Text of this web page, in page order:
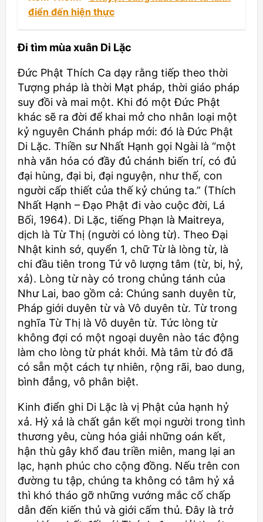
điển đến hiện thực
Đi tìm mùa xuân Di Lặc
Đức Phật Thích Ca dạy rằng tiếp theo thời
Tượng pháp là thời Mạt pháp, thời giáo pháp
suy đồi và mai một. Khi đó một Đức Phật
khác sẽ ra đời để khai mở cho nhân loại một
kỷ nguyên Chánh pháp mới: đó là Đức Phật
Di Lặc. Thiền sư Nhất Hạnh gọi Ngài là “một
nhà văn hóa có đầy đủ chánh biến trí, có đủ
đại hùng, đại bi, đại nguyện, như thế, con
người cấp thiết của thế kỷ chúng ta.” (Thích
Nhất Hạnh – Đạo Phật đi vào cuộc đời, Lá
Bối, 1964). Di Lặc, tiếng Phạn là Maitreya,
dịch là Từ Thị (người có lòng từ). Theo Đại
Nhật kinh sớ, quyển 1, chữ Từ là lòng từ, là
chi đầu tiên trong Tứ vô lượng tâm (từ, bi, hỷ,
xả). Lòng từ này có trong chủng tánh của
Như Lai, bao gồm cả: Chúng sanh duyên từ,
Pháp giới duyên từ và Vô duyên từ. Từ trong
nghĩa Từ Thị là Vô duyên từ. Tức lòng từ
không đợi có một ngoại duyên nào tác động
làm cho lòng từ phát khởi. Mà tâm từ đó đã
có sẵn một cách tự nhiên, rộng rãi, bao dung,
bình đẳng, vô phân biệt.
Kinh điển ghi Di Lặc là vị Phật của hạnh hỷ
xả. Hỷ xả là chất gắn kết mọi người trong tình
thương yêu, cùng hóa giải những oán kết,
hận thù gây khổ đau triền miên, mang lại an
lạc, hạnh phúc cho cộng đồng. Nếu trên con
đường tu tập, chúng ta không có tâm hỷ xả
thì khó tháo gỡ những vướng mắc cố chấp
dẫn đến kiến thủ và giới cấm thủ. Đây là trở